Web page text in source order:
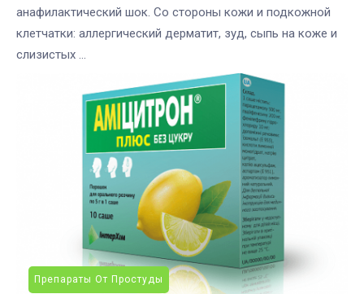
анафилактический шок. Со стороны кожи и подкожной
клетчатки: аллергический дерматит, зуд, сыпь на коже и
слизистых ...
Препараты От Простуды